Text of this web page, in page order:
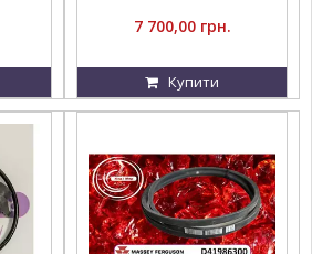
7 700,00 грн.
Купити